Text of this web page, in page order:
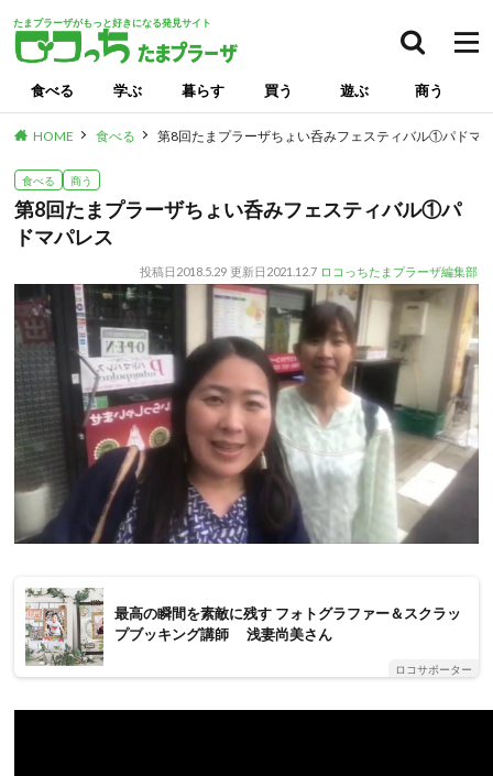
たまプラーザがもっと好きになる発見サイト
食べる 学ぶ 暮らす 買う 遊ぶ 商う
HOME 食べる 第8回たまプラーザちょい呑みフェスティバル①パドマ
食べる 商う
第8回たまプラーザちょい呑みフェスティバル①パ
ドマパレス
投稿日 2018.5.29 更新日 2021.12.7 ロコっちたまプラーザ編集部
最高の瞬間を素敵に残す フォトグラファー＆スクラッ
プブッキング講師 浅妻尚美さん
ロコサポーター